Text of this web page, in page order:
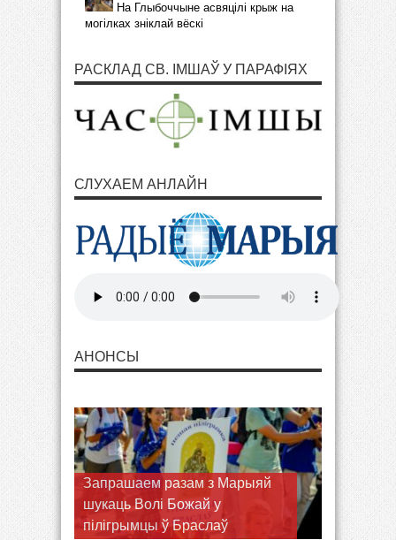
На Глыбоччыне асвяцілі крыж на
могілках зніклай вёскі
РАСКЛАД СВ. ІМШАЎ У ПАРАФІЯХ
СЛУХАЕМ АНЛАЙН
АНОНСЫ
Запрашаем разам з Марыяй
шукаць Волі Божай у
пілігрымцы ў Браслаў